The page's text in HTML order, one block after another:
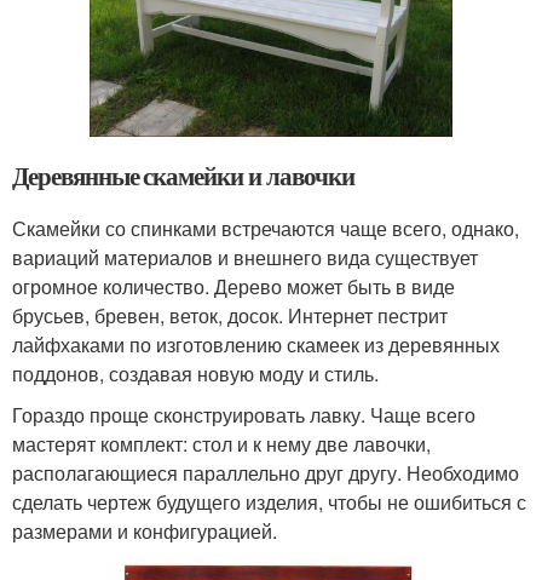
Деревянные скамейки и лавочки
Скамейки со спинками встречаются чаще всего, однако,
вариаций материалов и внешнего вида существует
огромное количество. Дерево может быть в виде
брусьев, бревен, веток, досок. Интернет пестрит
лайфхаками по изготовлению скамеек из деревянных
поддонов, создавая новую моду и стиль.
Гораздо проще сконструировать лавку. Чаще всего
мастерят комплект: стол и к нему две лавочки,
располагающиеся параллельно друг другу. Необходимо
сделать чертеж будущего изделия, чтобы не ошибиться с
размерами и конфигурацией.